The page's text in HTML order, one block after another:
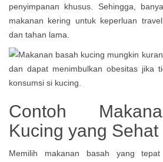
penyimpanan khusus. Sehingga,
makanan kering untuk keperluan
dan tahan lama.
Contoh
Kucing yang Sehat
Memilih makanan basah yang